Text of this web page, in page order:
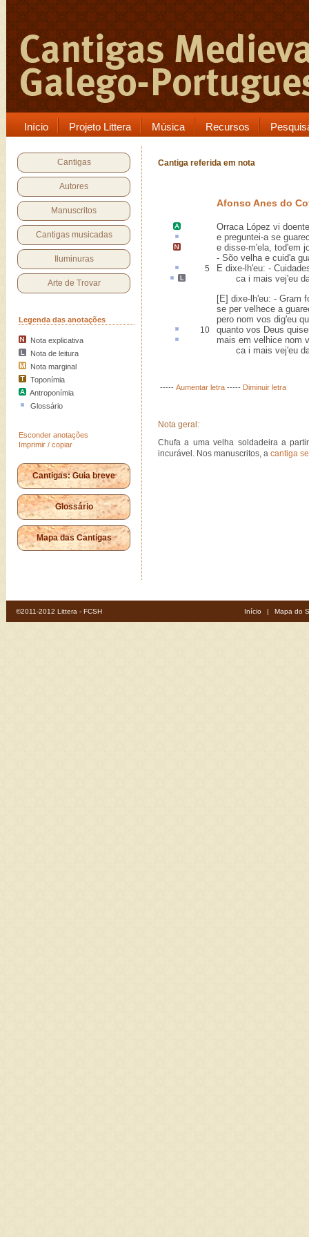
Início Projeto Littera Música Recursos
Cantigas
Autores
Manuscritos
Cantigas musicadas
Iluminuras
Arte de Trovar
Legenda das anotações
Nota explicativa
Nota de leitura
Nota marginal
Toponímia
Antroponímia
Glossário
Esconder anotações
Imprimir / copiar
Cantigas: Guia breve
Glossário
Mapa das Cantigas
Cantiga referida em nota
Afonso Anes do
Orraca López vi
e preguntei-a se
e disse-m'ela, tod'em
- Sõo velha e cuid'a
5
E dixe-lh'eu: -
cai mais vej'eu
[E] dixe-lh'eu: - Gram
se per velhece a
pero nom vos dig'eu
10
quanto vos Deus
mais em velhice nom
ca i mais vej'eu
----- Aumentar letra ----- Diminuir letra
Nota geral:
Chufa a uma velha soldadeira a
incurável. Nos manuscritos, a cantiga
©2011-2012 Littera - FCSH Início | Mapa do